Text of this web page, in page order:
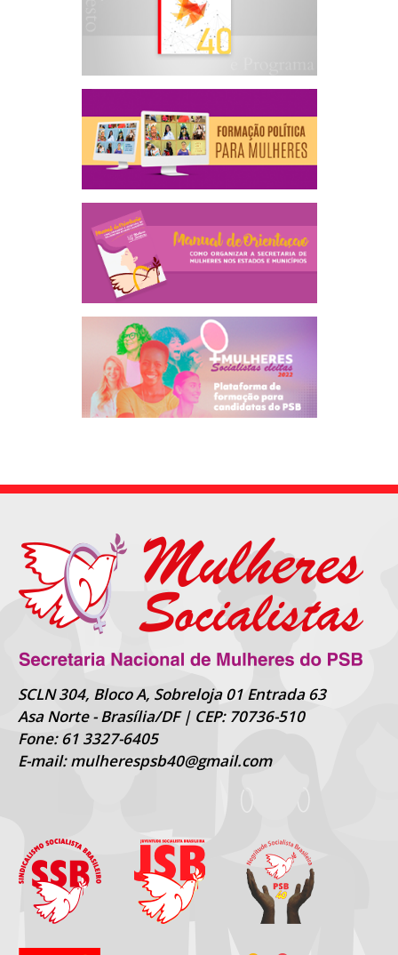
SCLN 304, Bloco A, Sobreloja 01 Entrada 63
Asa Norte - Brasília/DF | CEP: 70736-510
Fone: 61 3327-6405
E-mail: mulherespsb40@gmail.com